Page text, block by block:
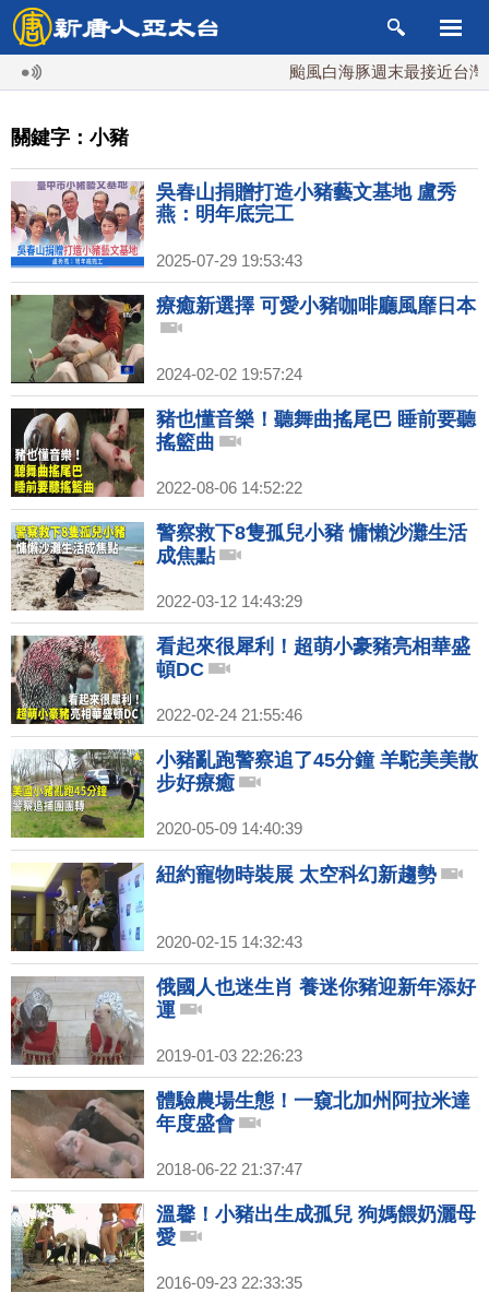
颱風白海豚週末最接近台灣 最
關鍵字：小豬
吳春山捐贈打造小豬藝文基地 盧秀
燕：明年底完工
2025-07-29 19:53:43
療癒新選擇 可愛小豬咖啡廳風靡日本
2024-02-02 19:57:24
豬也懂音樂！聽舞曲搖尾巴 睡前要聽
搖籃曲
2022-08-06 14:52:22
警察救下8隻孤兒小豬 慵懶沙灘生活
成焦點
2022-03-12 14:43:29
看起來很犀利！超萌小豪豬亮相華盛
頓DC
2022-02-24 21:55:46
小豬亂跑警察追了45分鐘 羊駝美美散
步好療癒
2020-05-09 14:40:39
紐約寵物時裝展 太空科幻新趨勢
2020-02-15 14:32:43
俄國人也迷生肖 養迷你豬迎新年添好
運
2019-01-03 22:26:23
體驗農場生態！一窺北加州阿拉米達
年度盛會
2018-06-22 21:37:47
溫馨！小豬出生成孤兒 狗媽餵奶灑母
愛
2016-09-23 22:33:35